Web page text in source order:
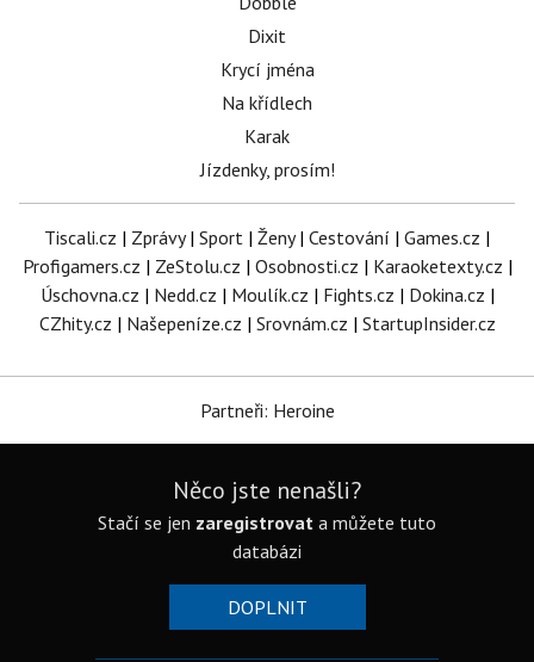
Dixit
Krycí jména
Na křídlech
Karak
Jízdenky, prosím!
Tiscali.cz | Zprávy| Sport | Ženy| Cestování | Games.cz |
Profigamers.cz | ZeStolu.cz | Osobnosti.cz | Karaoketexty.cz |
Úschovna.cz | Nedd.cz | Moulík.cz | Fights.cz | Dokina.cz |
CZhity.cz | Našepeníze.cz | Srovnám.cz | StartupInsider.cz
Partneři: Heroine
Něco jste nenašli?
Stačí se jen zaregistrovat a můžete tuto
databázi
DOPLNIT